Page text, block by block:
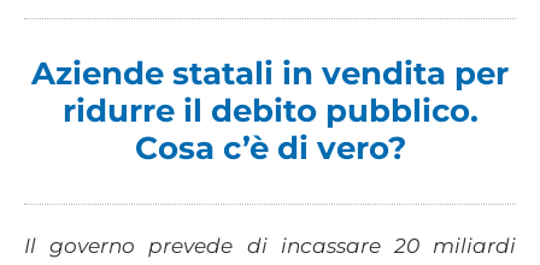
Aziende statali in vendita per
ridurre il debito pubblico.
Cosa c’è di vero?
Il governo prevede di incassare 20 miliardi